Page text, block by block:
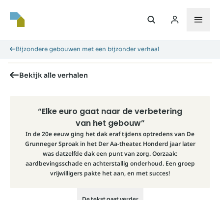
Bijzondere gebouwen met een bijzonder verhaal
Bekijk alle verhalen
“Elke euro gaat naar de verbetering
van het gebouw”
In de 20e eeuw ging het dak eraf tijdens optredens van De
Grunneger Sproak in het Der Aa-theater. Honderd jaar later
was datzelfde dak een punt van zorg. Oorzaak:
aardbevingsschade en achterstallig onderhoud. Een groep
vrijwilligers pakte het aan, en met succes!